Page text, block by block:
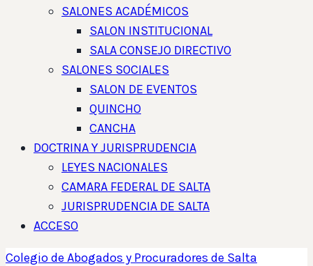
SALONES ACADÉMICOS
SALON INSTITUCIONAL
SALA CONSEJO DIRECTIVO
SALONES SOCIALES
SALON DE EVENTOS
QUINCHO
CANCHA
DOCTRINA Y JURISPRUDENCIA
LEYES NACIONALES
CAMARA FEDERAL DE SALTA
JURISPRUDENCIA DE SALTA
ACCESO
Colegio de Abogados y Procuradores de Salta